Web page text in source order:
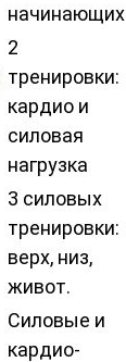
начинающих
2
тренировки:
кардио и
силовая
нагрузка
3 силовых
тренировки:
верх, низ,
живот.
Силовые и
кардио-